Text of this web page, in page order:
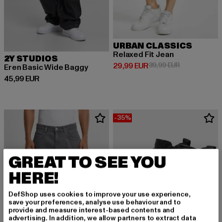
2Y STUDIOS
Eren Basic Wide Baggy
45,99 EUR
Derzeitiger Preis: 45,99 EUR
URBAN CLASSICS
Relaxed Fit Jean
29,99 EUR
Derzeitiger Preis: 29,99 EUR
39,99 EURAktionspreis:
-35%
GREAT TO SEE YOU
HERE!
DefShop uses cookies to improve your use experience,
save your preferences, analyse use behaviour and to
provide and measure interest-based contents and
advertising. In addition, we allow partners to extract data